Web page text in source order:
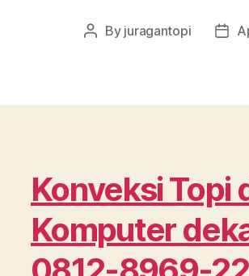
Post
By juragantopi
Post
Konveksi Topi
Komputer